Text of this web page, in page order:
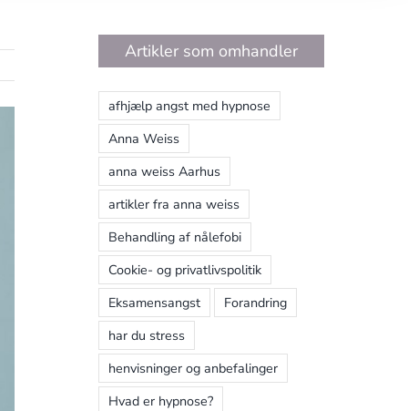
Artikler som omhandler
afhjælp angst med hypnose
Anna Weiss
anna weiss Aarhus
artikler fra anna weiss
Behandling af nålefobi
Cookie- og privatlivspolitik
Eksamensangst
Forandring
har du stress
henvisninger og anbefalinger
Hvad er hypnose?